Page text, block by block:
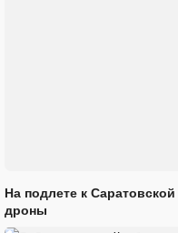
На подлете к
дроны